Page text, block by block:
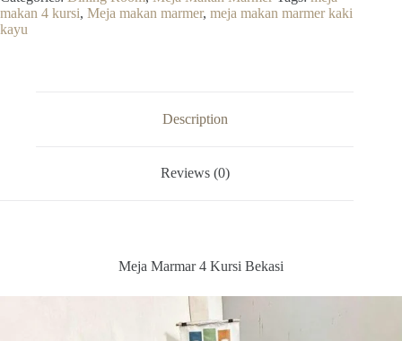
makan 4 kursi, Meja makan marmer, meja makan marmer kaki
kayu
Description
Reviews (0)
Meja Marmar 4 Kursi Bekasi